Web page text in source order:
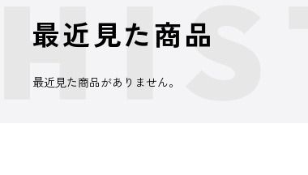
最近見た商品
最近見た商品がありません。